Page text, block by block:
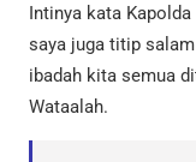
Intinya kata
saya juga titip
ibadah kita semua
Wataalah.